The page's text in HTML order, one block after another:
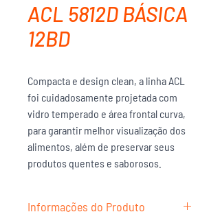
ACL 5812D BÁSICA
12BD
Compacta e design clean, a linha ACL
foi cuidadosamente projetada com
vidro temperado e área frontal curva,
para garantir melhor visualização dos
alimentos, além de preservar seus
produtos quentes e saborosos.
Informações do Produto